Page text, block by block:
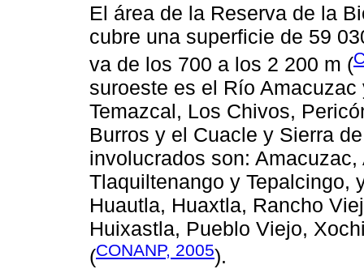
El área de la Reserva de la
cubre una superficie de 59
va de los 700 a los 2 200 m (
suroeste es el Río
Temazcal, Los Chivos,
Burros y el Cuacle y Sierra
involucrados son:
Tlaquiltenango y Tepalcingo,
Huautla, Huaxtla, Rancho
Huixastla, Pueblo Viejo,
(CONANP, 2005).